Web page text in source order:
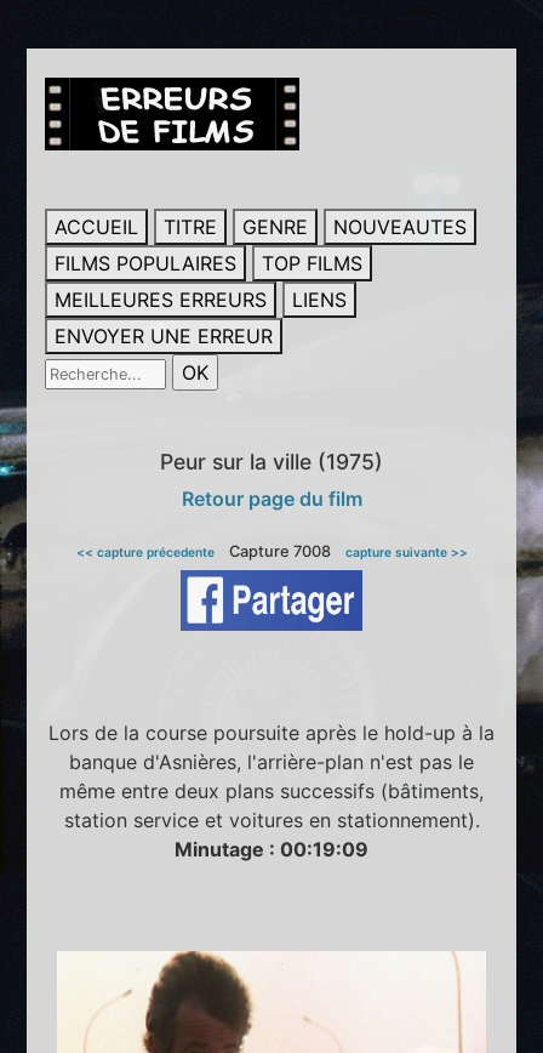
ACCUEIL TITRE GENRE
NOUVEAUTES
FILMS POPULAIRES
TOP FILMS
MEILLEURES ERREURS
LIENS
ENVOYER UNE ERREUR
Peur sur la ville (1975)
Retour page du film
<< capture précedenteCapture 7008 capture suivante >>
Lors de la course poursuite après le hold-up à la
banque d'Asnières, l'arrière-plan n'est pas le
même entre deux plans successifs (bâtiments,
station service et voitures en stationnement).
Minutage : 00:19:09